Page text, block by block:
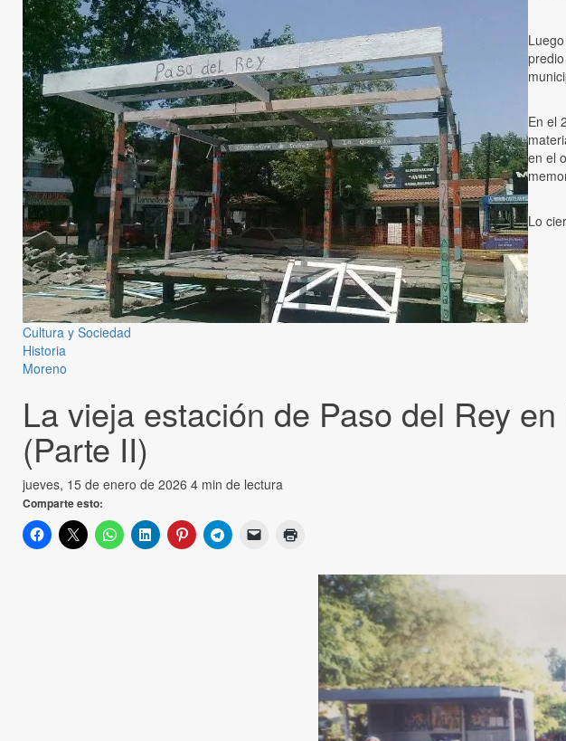
Cultura y Sociedad
Historia
Moreno
La vieja estación de Paso del Rey
(Parte II)
jueves, 15 de enero de 2026 4 min de lectura
Comparte esto:
En el
en el
Lo